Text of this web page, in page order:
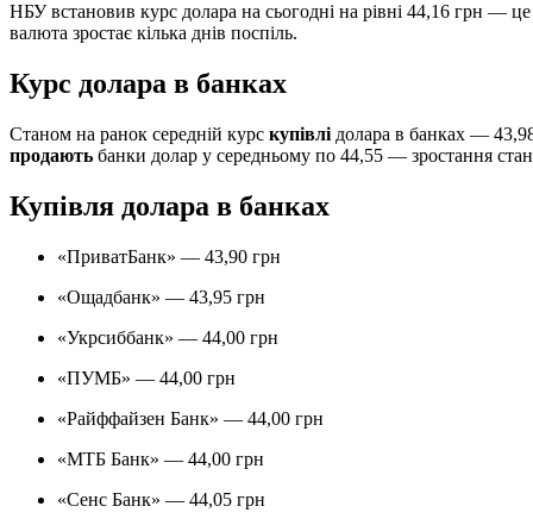
НБУ встановив курс долара на сьогодні на рівні 44,16 грн —
валюта зростає кілька днів поспіль.
Курс долара в банках
Станом на ранок середній курс купівлі долара в банках —
продають банки долар у середньому по 44,55 — зростання
Купівля долара в банках
«ПриватБанк» — 43,90 грн
«Ощадбанк» — 43,95 грн
«Укрсиббанк» — 44,00 грн
«ПУМБ» — 44,00 грн
«Райффайзен Банк» — 44,00 грн
«МТБ Банк» — 44,00 грн
«Сенс Банк» — 44,05 грн